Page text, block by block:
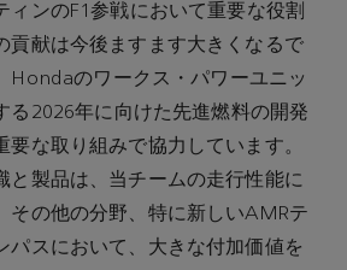
ィンのF1参戦において重要な役割
貢献は今後ますます大きくなるで
Hondaのワークス・パワーユニッ
る2026年に向けた先進燃料の開発
要な取り組みで協力しています。
と製品は、当チームの走行性能に
その他の分野、特に新しいAMRテ
パスにおいて、大きな付加価値を